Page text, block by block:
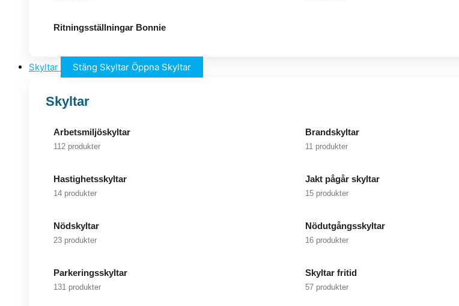
Ritningsställningar Bonnie
Skyltar Stäng Skyltar Öppna Skyltar
Skyltar
Arbetsmiljöskyltar
112 produkter
Brandskyltar
11 produkter
Hastighetsskyltar
14 produkter
Jakt pågår skyltar
15 produkter
Nödskyltar
23 produkter
Nödutgångsskyltar
16 produkter
Parkeringsskyltar
131 produkter
Skyltar fritid
57 produkter